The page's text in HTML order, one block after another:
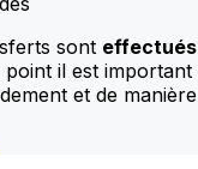
sont effectués
il est
et de